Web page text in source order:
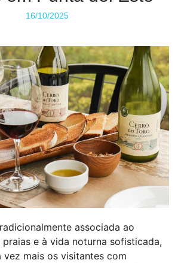
16/10/2025
associada ao
e à vida noturna sofisticada,
vez mais os visitantes com